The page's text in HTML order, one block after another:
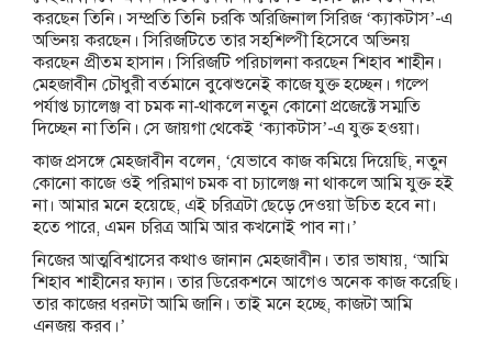
করছেন তিনি। সম্প্রতি তিনি চরকি অরিজিনাল সিরিজ ‘ক্যাকটাস’-এ
অভিনয় করছেন। সিরিজটিতে তার সহশিল্পী হিসেবে অভিনয়
করছেন প্রীতম হাসান। সিরিজটি পরিচালনা করছেন শিহাব শাহীন।
মেহজাবীন চৌধুরী বর্তমানে বুঝেশুনেই কাজে যুক্ত হচ্ছেন। গল্পে
পর্যাপ্ত চ্যালেঞ্জ বা চমক না-থাকলে নতুন কোনো প্রজেক্টে সম্মতি
দিচ্ছেন না তিনি। সে জায়গা থেকেই ‘ক্যাকটাস’-এ যুক্ত হওয়া।
কাজ প্রসঙ্গে মেহজাবীন বলেন, ‘যেভাবে কাজ কমিয়ে দিয়েছি, নতুন
কোনো কাজে ওই পরিমাণ চমক বা চ্যালেঞ্জ না থাকলে আমি যুক্ত হই
না। আমার মনে হয়েছে, এই চরিত্রটা ছেড়ে দেওয়া উচিত হবে না।
হতে পারে, এমন চরিত্র আমি আর কখনোই পাব না।’
নিজের আত্মবিশ্বাসের কথাও জানান মেহজাবীন। তার ভাষায়, ‘আমি
শিহাব শাহীনের ফ্যান। তার ডিরেকশনে আগেও অনেক কাজ করেছি।
তার কাজের ধরনটা আমি জানি। তাই মনে হচ্ছে, কাজটা আমি
এনজয় করব।’